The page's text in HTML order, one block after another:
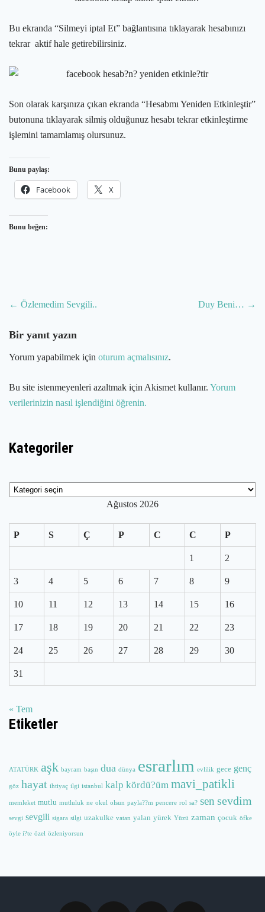
Bu ekranda “Silmeyi iptal Et” bağlantısına tıklayarak hesabınızı
tekrar aktif hale getirebilirsiniz.
Son olarak karşınıza çıkan ekranda “Hesabmı Yeniden Etkinleştir”
butonuna tıklayarak silmiş olduğunuz hesabı tekrar etkinleştirme
işlemini tamamlamış olursunuz.
Bunu paylaş:
Facebook X
Bunu beğen:
Post
navigation
← Özlemedim Sevgili.. Duy Beni… →
Bir yanıt yazın
Yorum yapabilmek için oturum açmalısınız.
Bu site istenmeyenleri azaltmak için Akismet kullanır. Yorum
verilerinizin nasıl işlendiğini öğrenin.
Kategoriler
Kategoriler
Ağustos 2026
P S Ç P C C P
1 2
3 4 5 6 7 8 9
10 11 12 13 14 15 16
17 18 19 20 21 22 23
24 25 26 27 28 29 30
31
« Tem
Etiketler
ATATÜRK aşk bayram başın dua dünya esrarlım evlilik gece genç
göz hayat ihtiyaç ilgi istanbul kalp kördü?üm mavi_patikli
memleket mutlu mutluluk ne okul olsun payla??m pencere rol sa? sen sevdim
sevgi sevgili sigara silgi uzakulke vatan yalan yürek Yüzü zaman çocuk öfke
öyle i?te özel özleniyorsun